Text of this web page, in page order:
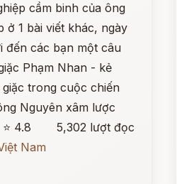
cầm binh của ông
ở 1 bài viết khác, ngày
đến các bạn một câu
Phạm Nhan - kẻ
trong cuộc chiến
Nguyên xâm lược
⭐ 4.8
5,302 lượt đọc
Nam